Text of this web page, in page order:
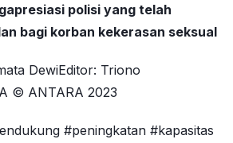
polisi yang telah
bagi korban kekerasan seksual
DewiEditor: Triono
© ANTARA 2023
#peningkatan #kapasitas